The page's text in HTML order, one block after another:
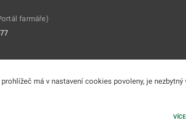
farmáře)
má v nastavení cookies povoleny, je nezbytný